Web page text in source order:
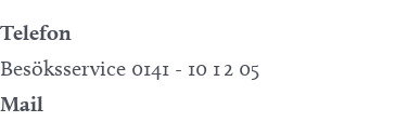
Telefon
Besöksservice 0141 - 10 1 2 05
Mail